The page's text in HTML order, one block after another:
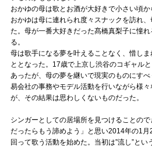
おかゆの母は歌とお酒が大好きで小さい頃
おかゆは母に連れられ度々スナックを訪れ
た。母が一番大好きだった髙橋真梨子に憧
る。
母は歌手になる夢を叶えることなく、惜し
ととなった。17歳で上京し渋谷のコギャル
あったが、母の夢を継いで現実のものにす
易会社の事務やモデル活動を行いながら様
が、その結果は思わしくないものだった。
シンガーとしての居場所を見つけることの
だったらもう諦めよう」と思い2014年の1
回って歌う活動を始めた。当初は”流し”と